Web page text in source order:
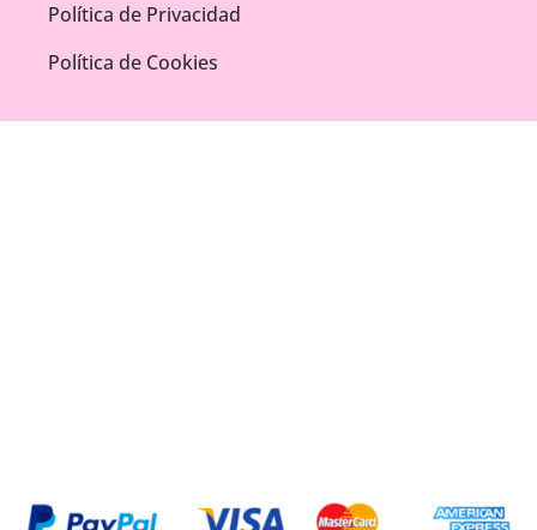
Política de Privacidad
Política de Cookies